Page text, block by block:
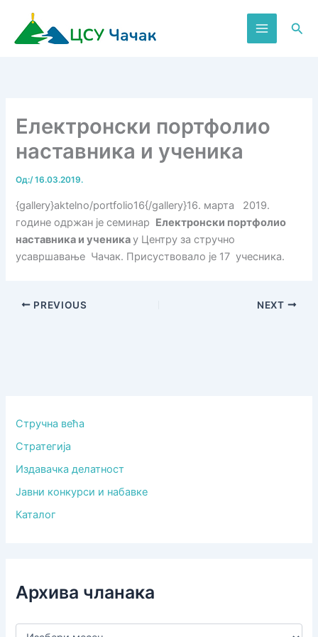
садржај
Електронски портфолио
наставника и ученика
Од:/16.03.2019.
{gallery}aktelno/portfolio16{/gallery}16. марта 2019.
године одржан је семинар Електронски портфолио
наставника и ученикау Центру за стручно
усавршавање Чачак. Присуствовало је 17 учесника.
PREVIOUS NEXT
Стручна већа
Стратегија
Издавачка делатност
Јавни конкурси и набавке
Каталог
Архива чланака
А